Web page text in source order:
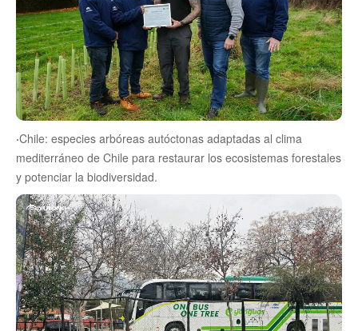
·Chile: especies arbóreas autóctonas adaptadas al clima
mediterráneo de Chile para restaurar los ecosistemas forestales
y potenciar la biodiversidad.